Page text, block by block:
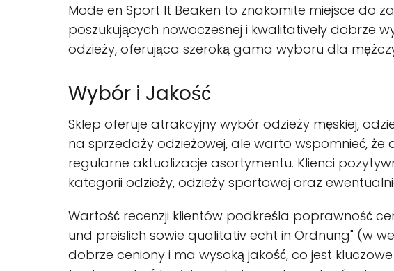
Mode en Sport It Beaken to znakomite miejsce do
poszukujących nowoczesnej i kwalitatively dobrze
odzieży, oferująca szeroką gama wyboru dla
Wybór i Jakość
Sklep oferuje atrakcyjny wybór odzieży męskiej,
na sprzedaży odzieżowej, ale warto wspomnieć,
regularne aktualizacje asortymentu. Klienci
kategorii odzieży, odzieży sportowej oraz
Wartość recenzji klientów podkreśla poprawność
und preislich sowie qualitativ echt in Ordnung" (w
dobrze ceniony i ma wysoką jakość, co jest